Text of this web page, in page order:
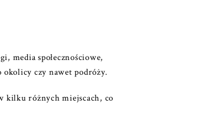
media społecznościowe,
okolicy czy nawet podróży.
kilku różnych miejscach, co